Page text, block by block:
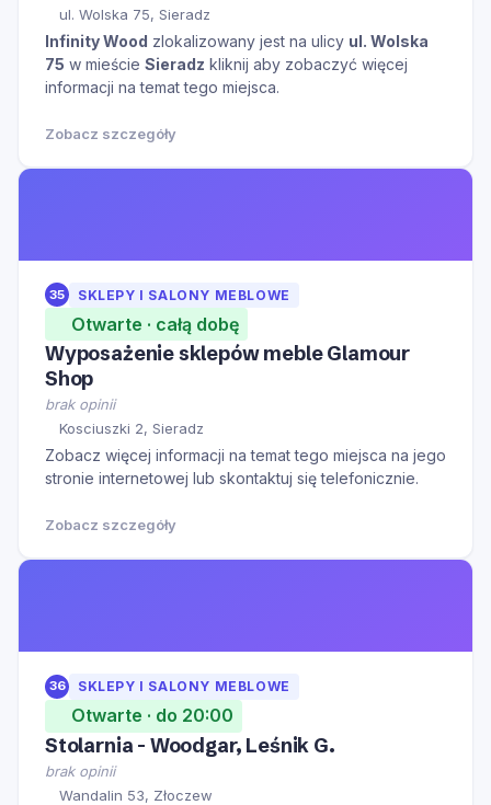
ul. Wolska 75, Sieradz
Infinity Wood zlokalizowany jest na ulicy ul. Wolska
75 w mieście Sieradz kliknij aby zobaczyć więcej
informacji na temat tego miejsca.
Zobacz szczegóły
35 SKLEPY I SALONY MEBLOWE
Otwarte · całą dobę
Wyposażenie sklepów meble Glamour
Shop
brak opinii
Kosciuszki 2, Sieradz
Zobacz więcej informacji na temat tego miejsca na jego
stronie internetowej lub skontaktuj się telefonicznie.
Zobacz szczegóły
36 SKLEPY I SALONY MEBLOWE
Otwarte · do 20:00
Stolarnia - Woodgar, Leśnik G.
brak opinii
Wandalin 53, Złoczew